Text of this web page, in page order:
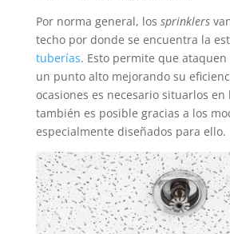
Por norma general, los sprinklers
techo por donde se encuentra la
tuberías. Esto permite que
un punto alto mejorando su
ocasiones es necesario situarlos en
también es posible gracias a los
especialmente diseñados para ello.